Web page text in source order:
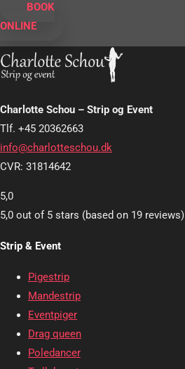
BOOK
ONLINE
Charlotte Schou – Strip og Event
Tlf. +45 20362663
info@charlotteschou.dk
CVR: 31814642
5,0
5,0 out of 5 stars (based on 19 reviews)
Strip & Event
Pigestrip
Mandestrip
Eventpiger
Drag queen
Poledancer